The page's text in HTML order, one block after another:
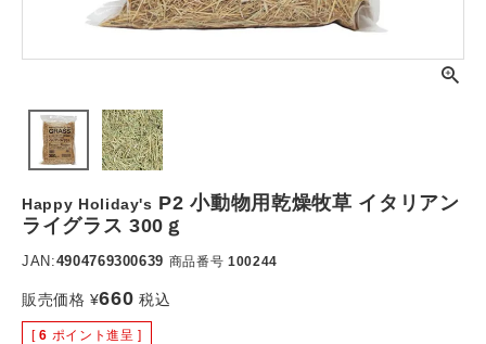
Happy Holiday's P2 小動物用乾燥牧草 イタリアン
ライグラス 300ｇ
JAN:4904769300639 商品番号 100244
販売価格 ¥660 税込
[ 6 ポイント進呈 ]